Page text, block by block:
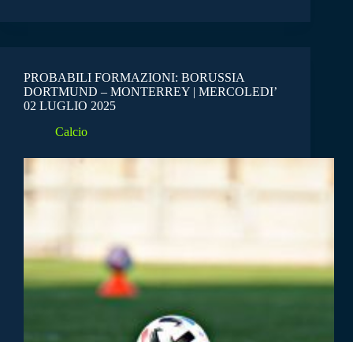
PROBABILI FORMAZIONI: BORUSSIA
DORTMUND – MONTERREY | MERCOLEDI’
02 LUGLIO 2025
Calcio